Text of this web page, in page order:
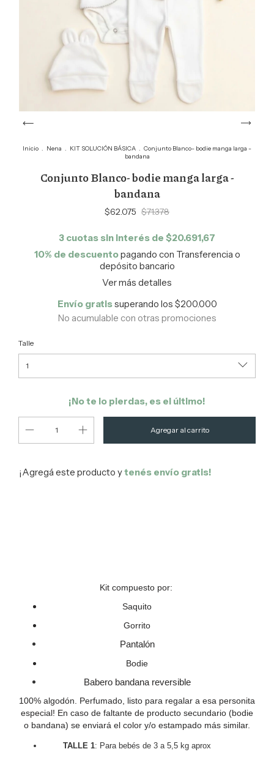
Inicio . Nena . KIT SOLUCIÓN BÁSICA . Conjunto Blanco- bodie manga larga -
bandana
Conjunto Blanco- bodie manga larga -
bandana
$62.075 $71.378
3 cuotas sin interés de $20.691,67
10% de descuentopagando con Transferencia o
depósito bancario
Ver más detalles
Envío gratissuperando los $200.000
No acumulable con otras promociones
Talle
¡No te lo pierdas, es el último!
¡Agregá este producto ytenés envío gratis!
Kit compuesto por:
Saquito
Gorrito
Pantalón
Bodie
Babero bandana reversible
100% algodón. Perfumado, listo para regalar a esa personita
especial! En caso de faltante de producto secundario (bodie
o bandana) se enviará el color y/o estampado más similar.
TALLE 1: Para bebés de 3 a 5,5 kg aprox